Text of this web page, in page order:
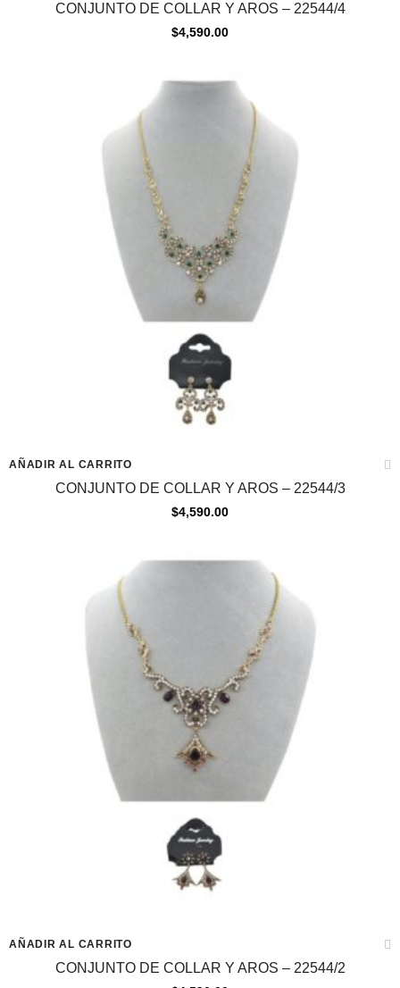
CONJUNTO DE COLLAR Y AROS – 22544/4
$4,590.00
AÑADIR AL CARRITO
CONJUNTO DE COLLAR Y AROS – 22544/3
$4,590.00
AÑADIR AL CARRITO
CONJUNTO DE COLLAR Y AROS – 22544/2